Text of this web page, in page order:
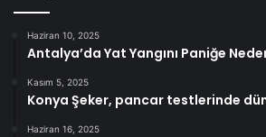
Haziran 10, 2025
Antalya’da Yat Yangını Paniğe
Kasım 5, 2025
Konya Şeker, pancar testlerinde
Haziran 16, 2025